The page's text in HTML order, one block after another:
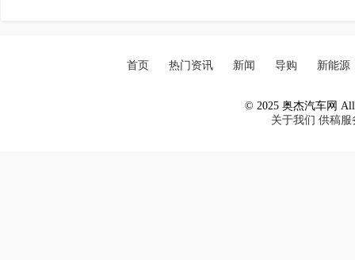
首页 热门资讯 新闻 导购 新能源
© 2025 奥杰汽车网 All
关于我们 供稿服